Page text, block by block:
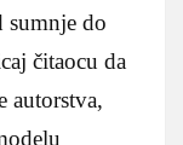
sumnje do
čitaocu da
autorstva,